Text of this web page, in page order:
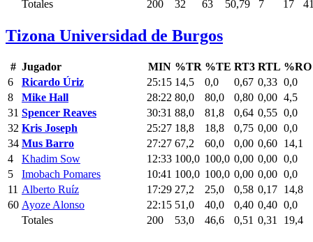
Totales
200 32 63 50,79 7 17
Tizona Universidad de Burgos
# Jugador MIN %TR %TE RT3 RTL %RO
6
Ricardo Úriz 25:15 14,5 0,0 0,67 0,33 0,0
8
Mike Hall 28:22 80,0 80,0 0,80 0,00 4,5
31 Spencer Reaves 30:31 88,0 81,8 0,64 0,55 0,0
32 Kris Joseph 25:27 18,8 18,8 0,75 0,00 0,0
34 Mus Barro 27:27 67,2 60,0 0,00 0,60 14,1
4
Khadim Sow 12:33 100,0 100,0 0,00 0,00 0,0
5
Imobach Pomares 10:41 100,0 100,0 0,00 0,00 0,0
11 Alberto Ruíz 17:29 27,2 25,0 0,58 0,17 14,8
60 Ayoze Alonso 22:15 51,0 40,0 0,40 0,40 0,0
Totales
200 53,0 46,6 0,51 0,31 19,4